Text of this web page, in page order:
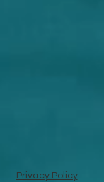
Privacy Policy